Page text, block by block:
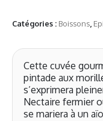
Catégories : Boissons
Cette cuvée
pintade aux
s’exprimera
Nectaire fermier
se mariera à un